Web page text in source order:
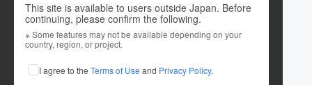
This site is available to users outside Japan. Before
continuing, please confirm the following.
※ Some features may not be available depending on your
country, region, or project.
I agree to the Terms of Use and Privacy Policy.
THELAVICOS OFFICE
これまでに1件のプロジェクトを投稿しています